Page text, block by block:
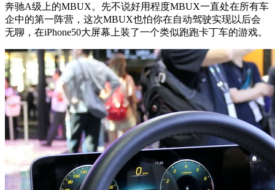
奔驰A级上的MBUX。先不说好用程度MBUX一直处在所有车
企中的第一阵营，这次MBUX也怕你在自动驾驶实现以后会
无聊，在iPhone50大屏幕上装了一个类似跑跑卡丁车的游戏。